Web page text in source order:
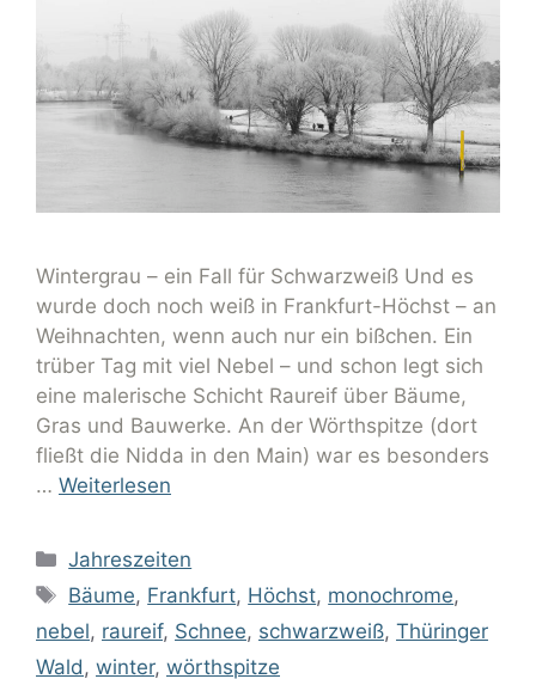
Wintergrau – ein Fall für Schwarzweiß Und es
wurde doch noch weiß in Frankfurt-Höchst – an
Weihnachten, wenn auch nur ein bißchen. Ein
trüber Tag mit viel Nebel – und schon legt sich
eine malerische Schicht Raureif über Bäume,
Gras und Bauwerke. An der Wörthspitze (dort
fließt die Nidda in den Main) war es besonders
… Weiterlesen
Jahreszeiten
Bäume, Frankfurt, Höchst, monochrome,
nebel, raureif, Schnee, schwarzweiß, Thüringer
Wald , winter, wörthspitze